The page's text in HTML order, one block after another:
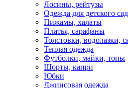
Лосины, рейтузы
Одежда для детского
Пижамы, халаты
Платья, сарафаны
Толстовки, водолазки,
Теплая одежда
Футболки, майки, топы
Шорты, капри
Юбки
Джинсовая одежда